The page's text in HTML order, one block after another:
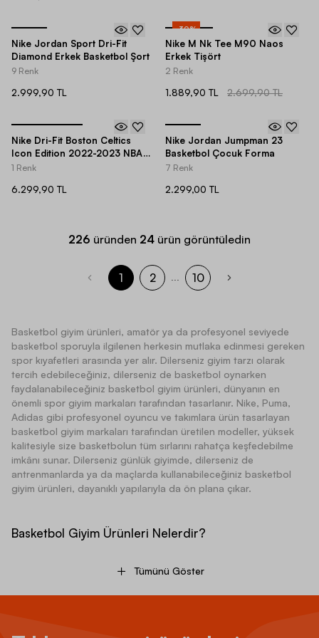
Nike Jordan Sport Dri-Fit
Diamond Erkek Basketbol Şort
9 Renk
2.999,90 TL
-30%
Nike M Nk Tee M90 Naos
Erkek Tişört
2 Renk
1.889,90 TL 2.699,90 TL
Nike Dri-Fit Boston Celtics
Icon Edition 2022-2023 NBA
Erkek Forma
1 Renk
6.299,90 TL
Nike Jordan Jumpman 23
Basketbol Çocuk Forma
7 Renk
2.299,00 TL
226 üründen 24 ürün görüntüledin
1 2 ... 10
Basketbol giyim ürünleri, amatör ya da profesyonel seviyede
basketbol sporuyla ilgilenen herkesin mutlaka edinmesi gereken
spor kıyafetleri arasında yer alır. Dilerseniz giyim tarzı olarak
tercih edebileceğiniz, dilerseniz de basketbol oynarken
faydalanabileceğiniz basketbol giyim ürünleri, dünyanın en
önemli spor giyim markaları tarafından tasarlanır. Nike, Puma,
Adidas gibi profesyonel oyuncu ve takımlara ürün tasarlayan
basketbol giyim markaları tarafından üretilen modeller, yüksek
kalitesiyle size basketbolun tüm sırlarını rahatça keşfedebilme
imkânı sunar. Dilerseniz günlük giyimde, dilerseniz de
antrenmanlarda ya da maçlarda kullanabileceğiniz basketbol
giyim ürünleri, dayanıklı yapılarıyla da ön plana çıkar.
Basketbol Giyim Ürünleri Nelerdir?
Basketbol giyim ürünleri kadınlar, erkekler ve çocuklar için ayrı
Tümünü Göster